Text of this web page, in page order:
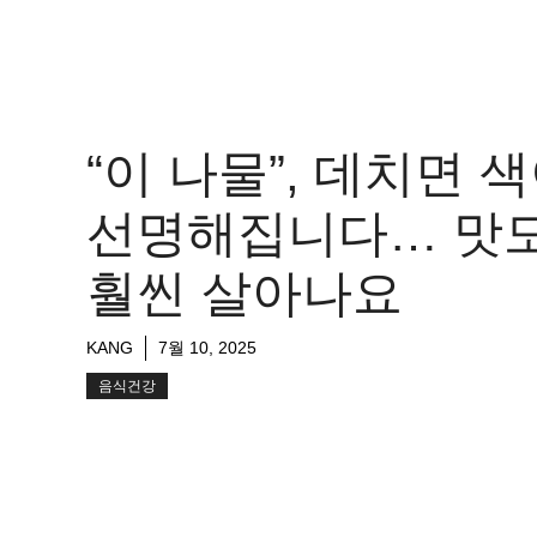
“이 나물”, 데치면
선명해집니다… 맛
훨씬 살아나요
KANG 7월 10, 2025
음식건강